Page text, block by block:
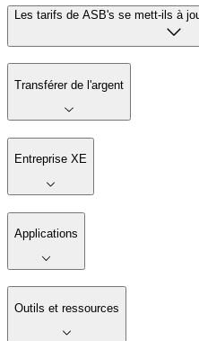
Les tarifs de ASB's se mett-ils à
Transférer de l'argent
Entreprise XE
Applications
Outils et ressources